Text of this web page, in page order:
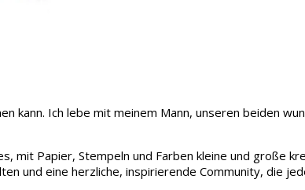
kann. Ich lebe mit meinem Mann, unseren beiden
mit Papier, Stempeln und Farben kleine und große
und eine herzliche, inspirierende Community, die